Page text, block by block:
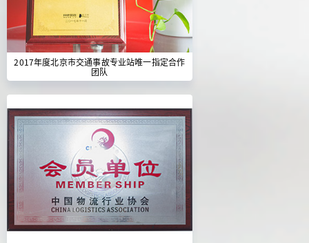
2017年度北京市交通事故专业站唯一指定合作
团队